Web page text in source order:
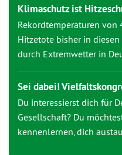
Klimaschutz ist
Rekordtemperaturen von
Hitzetote bisher in diesen
durch Extremwetter in
Sei dabei!
Du interessierst dich für
Gesellschaft? Du
kennenlernen, dich